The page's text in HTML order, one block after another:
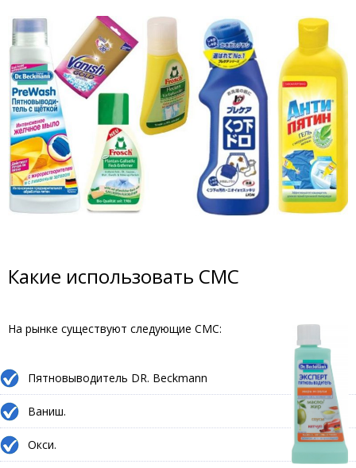
Какие использовать СМС
На рынке существуют следующие СМС:
Пятновыводитель DR. Beckmann
Ваниш.
Окси.